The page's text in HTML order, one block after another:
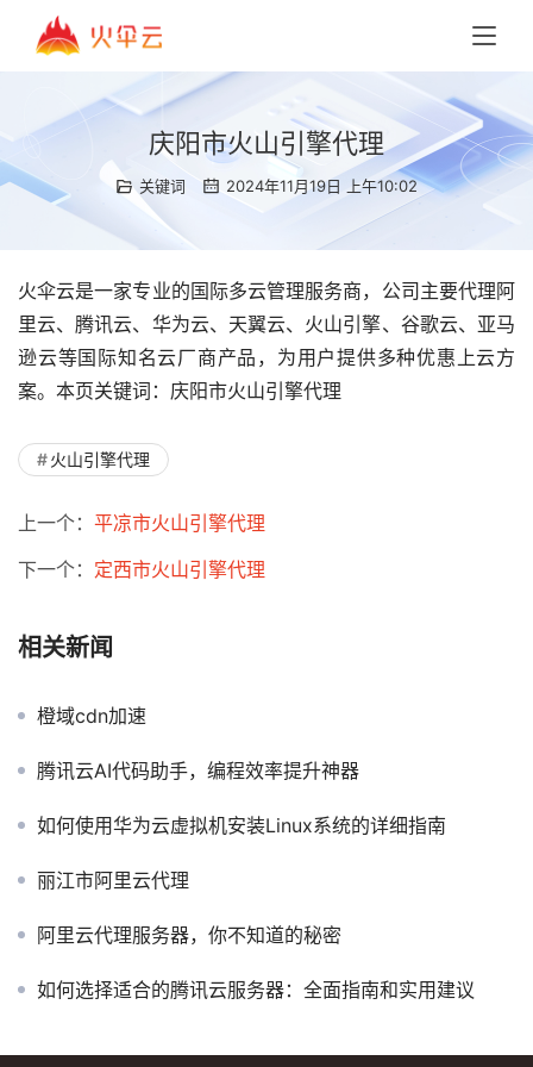
庆阳市火山引擎代理
关键词 2024年11月19日 上午10:02
火伞云是一家专业的国际多云管理服务商，公司主要代理阿
里云、腾讯云、华为云、天翼云、火山引擎、谷歌云、亚马
逊云等国际知名云厂商产品，为用户提供多种优惠上云方
案。本页关键词：庆阳市火山引擎代理
火山引擎代理
上一个： 平凉市火山引擎代理
下一个： 定西市火山引擎代理
相关新闻
橙域cdn加速
腾讯云AI代码助手，编程效率提升神器
如何使用华为云虚拟机安装Linux系统的详细指南
丽江市阿里云代理
阿里云代理服务器，你不知道的秘密
如何选择适合的腾讯云服务器：全面指南和实用建议